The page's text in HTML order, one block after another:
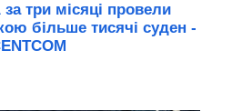
три місяці провели
більше тисячі суден -